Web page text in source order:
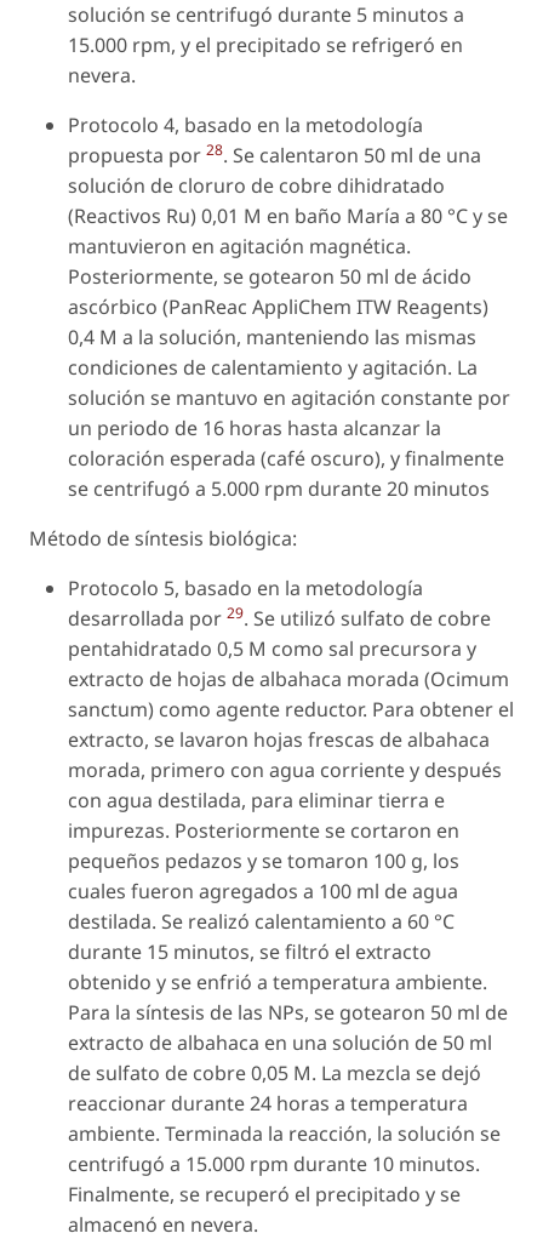
solución se centrifugó durante 5 minutos a
15.000 rpm, y el precipitado se refrigeró en
nevera.
Protocolo 4, basado en la metodología
propuesta por 28. Se calentaron 50 ml de una
solución de cloruro de cobre dihidratado
(Reactivos Ru) 0,01 M en baño María a 80 °C y se
mantuvieron en agitación magnética.
Posteriormente, se gotearon 50 ml de ácido
ascórbico (PanReac AppliChem ITW Reagents)
0,4 M a la solución, manteniendo las mismas
condiciones de calentamiento y agitación. La
solución se mantuvo en agitación constante por
un periodo de 16 horas hasta alcanzar la
coloración esperada (café oscuro), y finalmente
se centrifugó a 5.000 rpm durante 20 minutos
Método de síntesis biológica:
Protocolo 5, basado en la metodología
desarrollada por 29. Se utilizó sulfato de cobre
pentahidratado 0,5 M como sal precursora y
extracto de hojas de albahaca morada (Ocimum
sanctum) como agente reductor. Para obtener el
extracto, se lavaron hojas frescas de albahaca
morada, primero con agua corriente y después
con agua destilada, para eliminar tierra e
impurezas. Posteriormente se cortaron en
pequeños pedazos y se tomaron 100 g, los
cuales fueron agregados a 100 ml de agua
destilada. Se realizó calentamiento a 60 °C
durante 15 minutos, se filtró el extracto
obtenido y se enfrió a temperatura ambiente.
Para la síntesis de las NPs, se gotearon 50 ml de
extracto de albahaca en una solución de 50 ml
de sulfato de cobre 0,05 M. La mezcla se dejó
reaccionar durante 24 horas a temperatura
ambiente. Terminada la reacción, la solución se
centrifugó a 15.000 rpm durante 10 minutos.
Finalmente, se recuperó el precipitado y se
almacenó en nevera.